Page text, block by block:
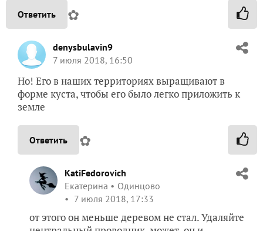
Ответить ✿
denysbulavin9
7 июля 2018, 16:50
Но! Его в наших территориях выращивают в
форме куста, чтобы его было легко приложить к
земле
Ответить ✿
KatiFedorovich
Екатерина
Одинцово
7 июля 2018, 17:33
от этого он меньше деревом не стал. Удаляйте